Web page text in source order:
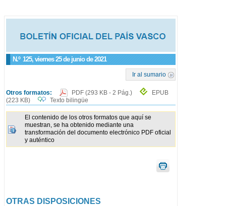
N.º 125, viernes 25 de junio de 2021
Ir al sumario
Otros formatos: PDF (293 KB - 2 Pág.)
EPUB
(223 KB)
Texto bilingüe
El contenido de los otros formatos que aquí se
muestran, se ha obtenido mediante una
transformación del documento electrónico PDF oficial
y auténtico
OTRAS DISPOSICIONES